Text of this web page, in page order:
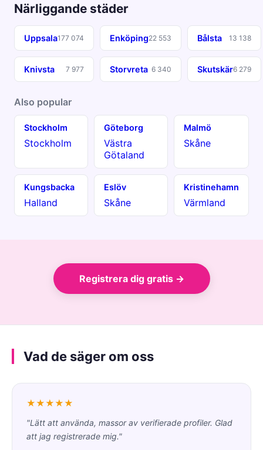
Närliggande städer
Uppsala177 074 Enköping22 553 Bålsta 13 138
Knivsta 7 977 Storvreta 6 340 Skutskär6 279
Also popular
Stockholm
Stockholm
Göteborg
Västra
Götaland
Malmö
Skåne
Kungsbacka
Halland
Eslöv
Skåne
Kristinehamn
Värmland
Registrera dig gratis →
Vad de säger om oss
★★★★★
"Lätt att använda, massor av verifierade profiler. Glad
att jag registrerade mig."